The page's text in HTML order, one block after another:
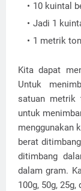
10 kuintal
Jadi 1
1 metrik
Kita dapat
Untuk
satuan metrik
untuk
menggunakan
berat
ditimbang
dalam gram.
100g, 50g, 25g,